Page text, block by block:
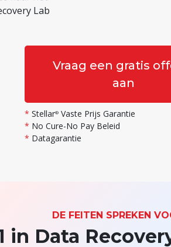
Lab
Vraag een gratis
aan
* Stellar®Vaste Prijs Garantie
* No Cure-No Pay Beleid
* Datagarantie
DE FEITEN SPREKEN
in Data